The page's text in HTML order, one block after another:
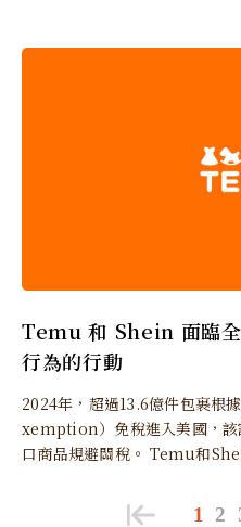
Temu 和 Shein 面臨
行為的行動
2024年，超過13.6億件包裹
xemption）免稅進入美國，該
口商品規避關稅。 Temu和
1 2